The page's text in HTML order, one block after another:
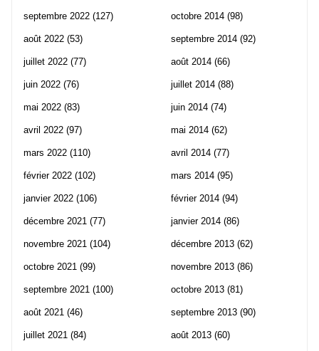
septembre 2022 (127)
août 2022 (53)
juillet 2022 (77)
juin 2022 (76)
mai 2022 (83)
avril 2022 (97)
mars 2022 (110)
février 2022 (102)
janvier 2022 (106)
décembre 2021 (77)
novembre 2021 (104)
octobre 2021 (99)
septembre 2021 (100)
août 2021 (46)
juillet 2021 (84)
octobre 2014 (98)
septembre 2014 (92)
août 2014 (66)
juillet 2014 (88)
juin 2014 (74)
mai 2014 (62)
avril 2014 (77)
mars 2014 (95)
février 2014 (94)
janvier 2014 (86)
décembre 2013 (62)
novembre 2013 (86)
octobre 2013 (81)
septembre 2013 (90)
août 2013 (60)